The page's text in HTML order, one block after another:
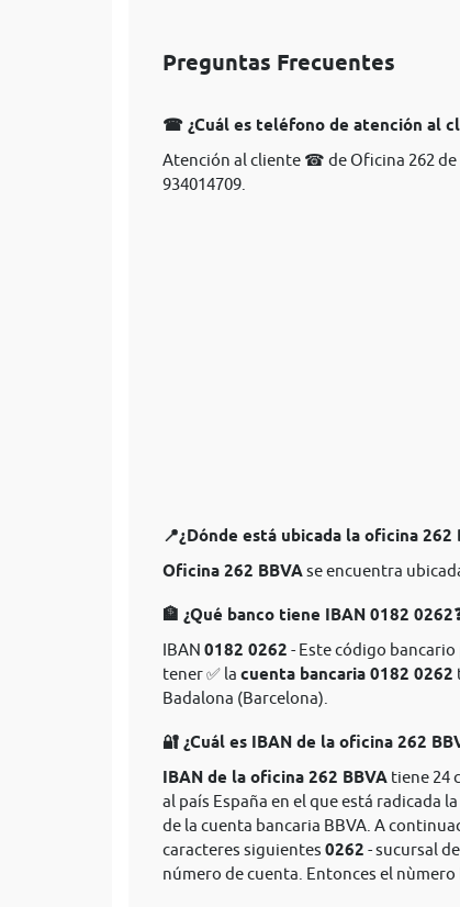
Preguntas Frecuentes
☎ ¿Cuál es teléfono de atención al
Atención al cliente ☎ de Oficina 262
934014709.
📍¿Dónde está ubicada la oficina 262
Oficina 262 BBVAse encuentra
🏦 ¿Qué banco tiene IBAN 0182
IBAN 0182 0262 - Este código bancario
tener ✅ la cuenta bancaria 0182 0262
Badalona (Barcelona).
🔐 ¿Cuál es IBAN de la oficina 262
IBAN de la oficina 262 BBVA tiene 24
al país España en el que está radicada
de la cuenta bancaria BBVA. A
caracteres siguientes 0262 - sucursal
número de cuenta. Entonces el nùmero